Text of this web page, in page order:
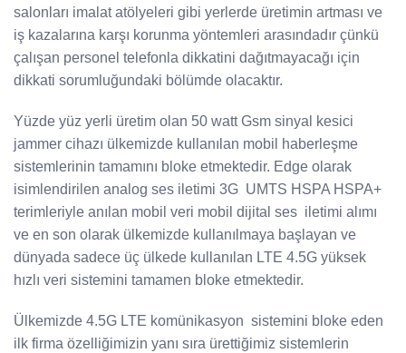
salonları imalat atölyeleri gibi yerlerde üretimin artması ve
iş kazalarına karşı korunma yöntemleri arasındadır çünkü
çalışan personel telefonla dikkatini dağıtmayacağı için
dikkati sorumluğundaki bölümde olacaktır.
Yüzde yüz yerli üretim olan 50 watt Gsm sinyal kesici
jammer cihazı ülkemizde kullanılan mobil haberleşme
sistemlerinin tamamını bloke etmektedir. Edge olarak
isimlendirilen analog ses iletimi 3G UMTS HSPA HSPA+
terimleriyle anılan mobil veri mobil dijital ses iletimi alımı
ve en son olarak ülkemizde kullanılmaya başlayan ve
dünyada sadece üç ülkede kullanılan LTE 4.5G yüksek
hızlı veri sistemini tamamen bloke etmektedir.
Ülkemizde 4.5G LTE komünikasyon sistemini bloke eden
ilk firma özelliğimizin yanı sıra ürettiğimiz sistemlerin